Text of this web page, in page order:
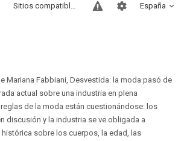
España
Sitios compatibles
Mariana Fabbiani, Desvestida: la moda pasó de
actual sobre una industria en plena
de la moda están cuestionándose: los
discusión y la industria se ve obligada a
histórica sobre los cuerpos, la edad, las